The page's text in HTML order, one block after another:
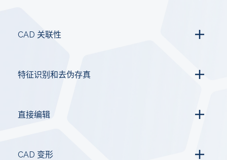
CAD 关联性
特征识别和去伪存真
直接编辑
CAD 变形